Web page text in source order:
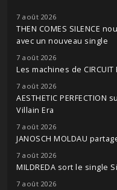
7 août 2026
THEN COMES SILENCE
avec un nouveau single
7 août 2026
Les machines de
7 août 2026
AESTHETIC
Villain Era
7 août 2026
JANOSCH MOLDAU
7 août 2026
MILDREDA sort le single
7 août 2026